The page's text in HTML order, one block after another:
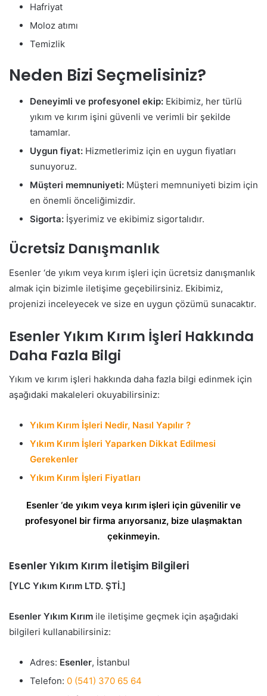
Hafriyat
Moloz atımı
Temizlik
Neden Bizi Seçmelisiniz?
Deneyimli ve profesyonel ekip: Ekibimiz, her türlü
yıkım ve kırım işini güvenli ve verimli bir şekilde
tamamlar.
Uygun fiyat: Hizmetlerimiz için en uygun fiyatları
sunuyoruz.
Müşteri memnuniyeti: Müşteri memnuniyeti bizim için
en önemli önceliğimizdir.
Sigorta: İşyerimiz ve ekibimiz sigortalıdır.
Ücretsiz Danışmanlık
Esenler ‘de yıkım veya kırım işleri için ücretsiz danışmanlık
almak için bizimle iletişime geçebilirsiniz. Ekibimiz,
projenizi inceleyecek ve size en uygun çözümü sunacaktır.
Esenler Yıkım Kırım İşleri Hakkında
Daha Fazla Bilgi
Yıkım ve kırım işleri hakkında daha fazla bilgi edinmek için
aşağıdaki makaleleri okuyabilirsiniz:
Yıkım Kırım İşleri Nedir, Nasıl Yapılır ?
Yıkım Kırım İşleri Yaparken Dikkat Edilmesi
Gerekenler
Yıkım Kırım İşleri Fiyatları
Esenler ‘de yıkım veya kırım işleri için güvenilir ve
profesyonel bir firma arıyorsanız, bize ulaşmaktan
çekinmeyin.
Esenler Yıkım Kırım İletişim Bilgileri
[YLC Yıkım Kırım LTD. ŞTİ.]
Esenler Yıkım Kırım ile iletişime geçmek için aşağıdaki
bilgileri kullanabilirsiniz:
Adres: Esenler, İstanbul
Telefon: 0 (541) 370 65 64